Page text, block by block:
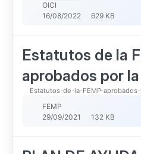
OICI
16/08/2022
629 KB
Estatutos de la
aprobados por la
Estatutos-de-la-FEMP-
FEMP
29/09/2021
132 KB